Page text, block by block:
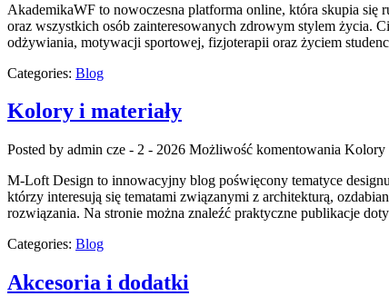
AkademikaWF to nowoczesna platforma online, która skupia
oraz wszystkich osób zainteresowanych zdrowym stylem życia.
odżywiania, motywacji sportowej, fizjoterapii oraz życiem
Categories: Blog
Kolory i materiały
Posted by admin cze - 2 - 2026 Możliwość komentowania Kolory
M-Loft Design to innowacyjny blog poświęcony tematyce
którzy interesują się tematami związanymi z architekturą,
rozwiązania. Na stronie można znaleźć praktyczne publikacje
Categories: Blog
Akcesoria i dodatki